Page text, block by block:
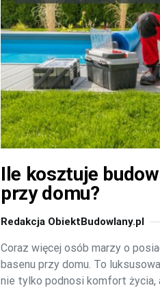
Ile kosztuje
przy domu?
Redakcja ObiektBudowlany.pl
Coraz więcej osób marzy o
basenu przy domu. To
nie tylko podnosi komfort życia,